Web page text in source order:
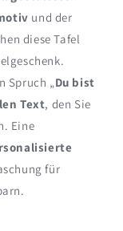
und der
diese Tafel
Spruch „Du bist
Text, den Sie
Eine
für